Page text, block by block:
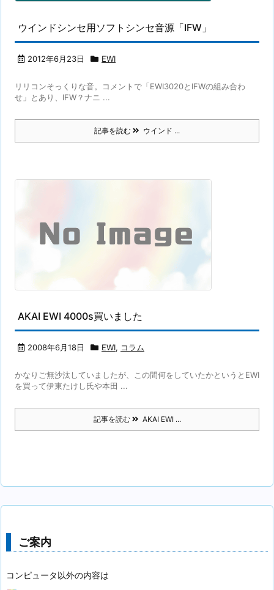
ウインドシンセ用ソフトシンセ音源「IFW」
2012年6月23日 EWI
リリコンそっくりな音。コメントで「EWI3020とIFWの組み合わ
せ」とあり、IFW？ナニ ...
記事を読む ウインド ...
AKAI EWI 4000s買いました
2008年6月18日 EWI, コラム
かなりご無沙汰していましたが、この間何をしていたかというとEWI
を買って伊東たけし氏や本田 ...
記事を読む AKAI EWI ...
ご案内
コンピュータ以外の内容は